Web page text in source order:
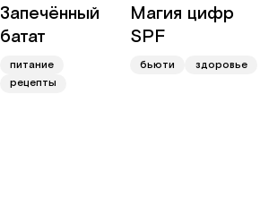
Запечённый
батат
питание
рецепты
Магия цифр
SPF
бьюти здоровье